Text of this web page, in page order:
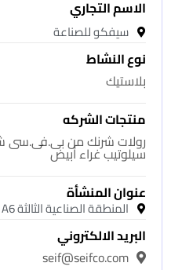
الاسم التجاري
سيفكو للصناعة
نوع النشاط
بلاستيك
منتجات الشركه
رولات شرنك من بى.فى.سى
سيلوتيب غراء أبيض
عنوان المنشأة
المنطقة الصناعية الثالثة A6
البريد الالكتروني
seif@seifco.com